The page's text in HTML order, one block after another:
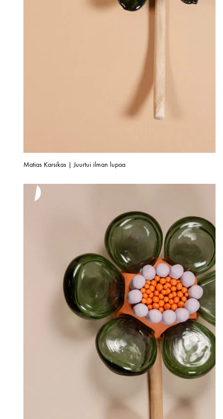
Matias Karsikas | Juurtui ilman lupaa